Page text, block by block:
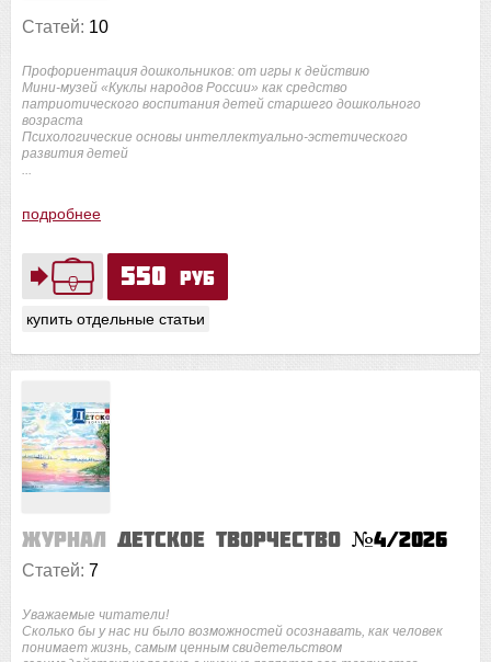
550 руб
купить отдельные статьи
Статей: 10
Профориентация дошкольников: от игры к действию
Мини-музей «Куклы народов России» как средство
патриотического воспитания детей старшего дошкольного
возраста
Психологические основы интеллектуально-эстетического
развития детей
подробнее
Журнал Детское творчество №4/2026
Статей: 7
Уважаемые читатели!
Сколько бы у нас ни было возможностей осознавать, как человек
понимает жизнь, самым ценным свидетельством